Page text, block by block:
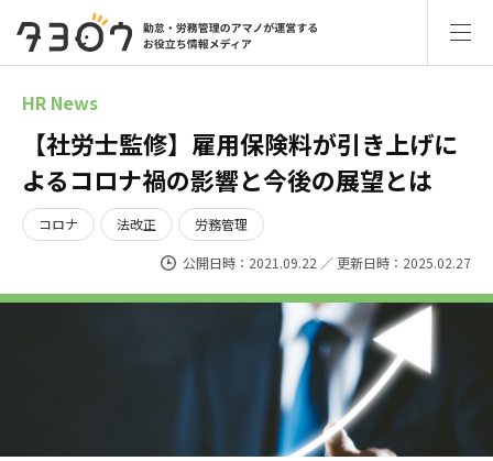
HR News
【社労士監修】雇用保険料が引き上げに
よるコロナ禍の影響と今後の展望とは
コロナ 法改正 労務管理
公開日時：2021.09.22 ／ 更新日時：2025.02.27